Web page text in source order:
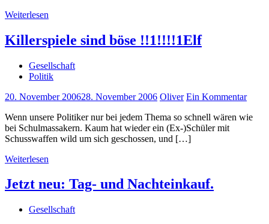
Weiterlesen
Killerspiele sind böse !!1!!!!1Elf
Gesellschaft
Politik
20. November 200628. November 2006 Oliver Ein Kommentar
Wenn unsere Politiker nur bei jedem Thema so schnell wären wie
bei Schulmassakern. Kaum hat wieder ein (Ex-)Schüler mit
Schusswaffen wild um sich geschossen, und […]
Weiterlesen
Jetzt neu: Tag- und Nachteinkauf.
Gesellschaft